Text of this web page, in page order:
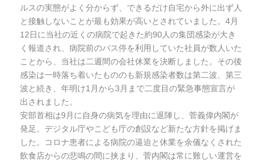
ルスの実態がよく分からず、できるだけ自宅から外に出ず人
と接触しないことが最も効果が高いとされていました。4月
12日に当社の近くの病院で起きた約90人の集団感染が大き
く報道され、病院前のバス停を利用していた社員が数人いた
ことから、当社は二週間の会社休業を決断しました。その後
感染は一時落ち着いたもののも新規感染者数は第二波、第三
波と続き、年明け1月から3月まで二度目の緊急事態宣言が
出されました。
安部首相は9月に自身の病気を理由に退陣し、菅義偉内閣が
発足。デジタル庁やこども庁の創設など新たな方針を掲げま
した。コロナ患者による病院の逼迫と休業を余儀なくされた
飲食店からの悲鳴の間に挟まり、菅内閣は常に難しい運営を